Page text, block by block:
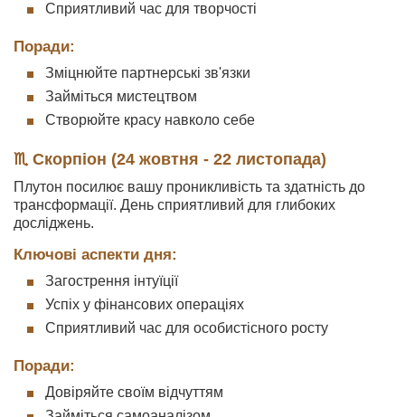
Сприятливий час для творчості
Поради:
Зміцнюйте партнерські зв'язки
Займіться мистецтвом
Створюйте красу навколо себе
♏ Скорпіон (24 жовтня - 22 листопада)
Плутон посилює вашу проникливість та здатність до
трансформації. День сприятливий для глибоких
досліджень.
Ключові аспекти дня:
Загострення інтуїції
Успіх у фінансових операціях
Сприятливий час для особистісного росту
Поради:
Довіряйте своїм відчуттям